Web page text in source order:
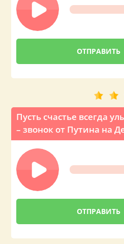
Пусть счастье всегда
– звонок от Путина на